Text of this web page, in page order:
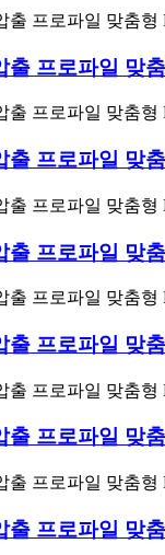
출 프로파일 맞
출 프로파일 맞
출 프로파일 맞
출 프로파일 맞
출 프로파일 맞
출 프로파일 맞